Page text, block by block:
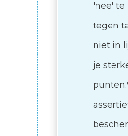
'nee' te
tegen
niet in
je